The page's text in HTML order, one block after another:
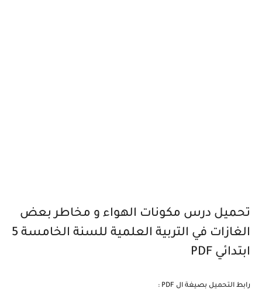
تحميل درس مكونات الهواء و مخاطر بعض
الغازات في التربية العلمية للسنة الخامسة 5
ابتدائي PDF
رابط التحميل بصيغة ال PDF :